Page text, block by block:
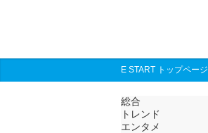
E START トップページ
総合
トレンド
エンタメ